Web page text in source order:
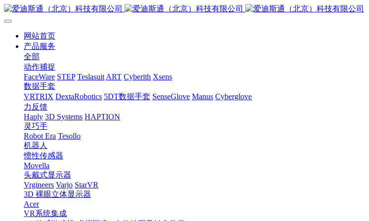
网站首页
产品服务
全部
动作捕捉
FaceWare STEP Teslasuit ART Cyberith Xsens
数据手套
VRTRIX DextaRobotics 5DT数据手套 SenseGlove Manus Cyberglove
力反馈
Haply 3D Systems HAPTION
灵巧手
Robot Era Tesollo
机器人
惯性传感器
Movella
头戴式显示器
Vrgineers Varjo StarVR
3D 裸眼立体显示器
Acer
VR系统集成